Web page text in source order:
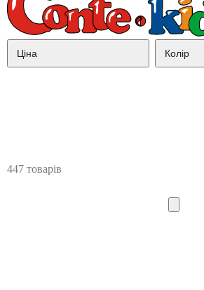
Ціна Колір
447 товарів